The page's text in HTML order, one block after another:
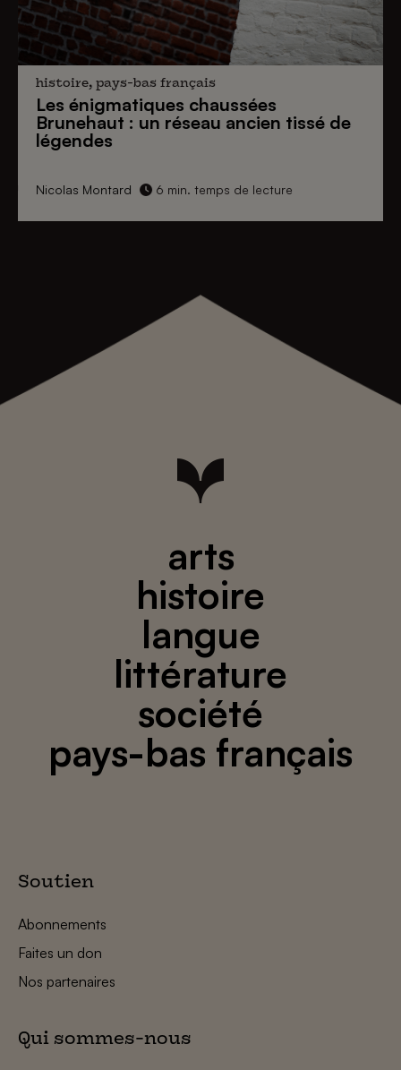
histoire, pays-bas français
Les énigmatiques chaussées
Brunehaut : un réseau ancien tissé de
légendes
Nicolas Montard 6 min. temps de lecture
arts
histoire
langue
littérature
société
pays-bas français
Soutien
Abonnements
Faites un don
Nos partenaires
Qui sommes-nous